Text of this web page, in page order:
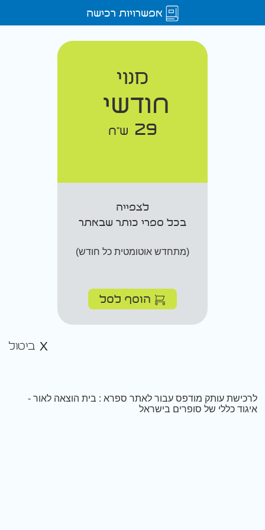
אפשרויות רכישה
מנוי
חודשי
29 ש"ח
לצפייה
בכל ספרי כותר שבאתר
(מתחדש אוטומטית כל חודש)
הוסף לסל
ביטול
לרכישת עותק מודפס עבור לאתר ספרא : בית הוצאה לאור -
איגוד כללי של סופרים בישראל